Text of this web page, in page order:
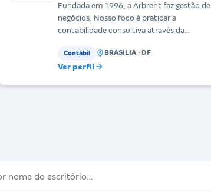
Fundada em 1996, a Arbrent faz gestão de
negócios. Nosso foco é praticar a
contabilidade consultiva através da
Contábil BRASILIA · DF
Ver perfil